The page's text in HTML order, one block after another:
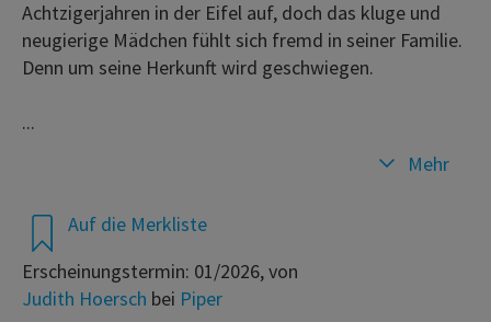
Auf die Merkliste
Erscheinungstermin: 01/2026, von
Judith Hoersch bei Piper
Achtzigerjahren in der Eifel auf, doch das kluge und
neugierige Mädchen fühlt sich fremd in seiner Familie.
Denn um seine Herkunft wird geschwiegen.
...
Mehr